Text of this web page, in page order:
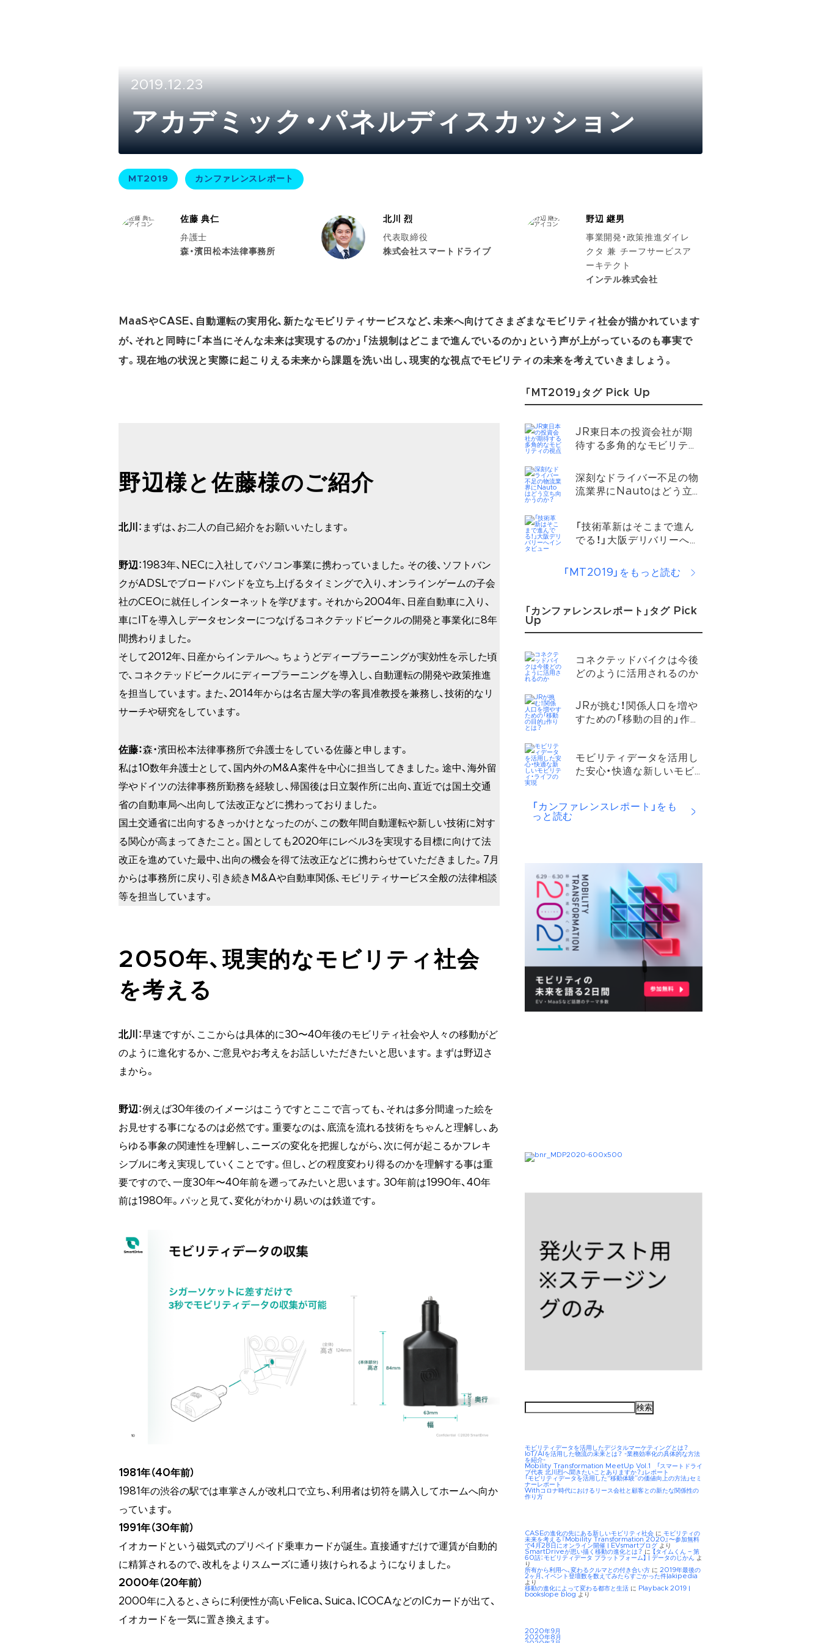
2019.12.23
アカデミック・パネルディスカッション
MT2019 カンファレンスレポート
佐藤 典仁
弁護士
森・濱田松本法律事務所
北川 烈
代表取締役
株式会社スマートドライブ
野辺 継男
事業開発・政策推進ダイレ
クタ 兼 チーフサービスア
ーキテクト
インテル株式会社
MaaSやCASE、自動運転の実用化、新たなモビリティサービスなど、未来へ向けてさまざまなモビリティ社会が描かれています
が、それと同時に「本当にそんな未来は実現するのか」「法規制はどこまで進んでいるのか」という声が上がっているのも事実で
す。現在地の状況と実際に起こりえる未来から課題を洗い出し、現実的な視点でモビリティの未来を考えていきましょう。
野辺様と佐藤様のご紹介
北川 ：まずは、お二人の自己紹介をお願いいたします。
野辺：1983年、NECに入社してパソコン事業に携わっていました。その後、ソフトバン
クがADSLでブロードバンドを立ち上げるタイミングで入り、オンラインゲームの子会
社のCEOに就任しインターネットを学びます。それから2004年、日産自動車に入り、
車にITを導入しデータセンターにつなげるコネクテッドビークルの開発と事業化に8年
間携わりました。
そして2012年、日産からインテルへ。ちょうどディープラーニングが実効性を示した頃
で、コネクテッドビークルにディープラーニングを導入し、自動運転の開発や政策推進
を担当しています。また、2014年からは名古屋大学の客員准教授を兼務し、技術的なリ
サーチや研究をしています。
佐藤：森・濱田松本法律事務所で弁護士をしている佐藤と申します。
私は10数年弁護士として、国内外のM&A案件を中心に担当してきました。途中、海外留
学やドイツの法律事務所勤務を経験し、帰国後は日立製作所に出向、直近では国土交通
省の自動車局へ出向して法改正などに携わっておりました。
国土交通省に出向するきっかけとなったのが、この数年間自動運転や新しい技術に対す
る関心が高まってきたこと。国としても2020年にレベル3を実現する目標に向けて法
改正を進めていた最中、出向の機会を得て法改正などに携わらせていただきました。7月
からは事務所に戻り、引き続きM&Aや自動車関係、モビリティサービス全般の法律相談
等を担当しています。
2050年、現実的なモビリティ社会
を考える
北川
：早速ですが、ここからは具体的に30〜40年後のモビリティ社会や人々の移動がど
のように進化するか、ご意見やお考えをお話しいただきたいと思います。まずは野辺さ
まから。
野辺：例えば30年後のイメージはこうですとここで言っても、それは多分間違った絵を
お見せする事になるのは必然です。重要なのは、底流を流れる技術をちゃんと理解し、あ
らゆる事象の関連性を理解し、ニーズの変化を把握しながら、次に何が起こるかフレキ
シブルに考え実現していくことです。但し、どの程度変わり得るのかを理解する事は重
要ですので、一度30年〜40年前を遡ってみたいと思います。30年前は1990年、40年
前は1980年。パッと見て、変化がわかり易いのは鉄道です。
1981年（40年前）
1981年の渋谷の駅では車掌さんが改札口で立ち、利用者は切符を購入してホームへ向か
っています。
1991年（30年前）
イオカードという磁気式のプリペイド乗車カードが誕生。直接通すだけで運賃が自動的
に精算されるので、改札をよりスムーズに通り抜けられるようになりました。
2000年（20年前）
2000年に入ると、さらに利便性が高いFelica、Suica、ICOCAなどのICカードが出て、
イオカードを一気に置き換えます。
「MT2019」タグ Pick Up
JR東日本の投資会社が期
待する多角的なモビリティ
深刻なドライバー不足の物
流業界にNautoはどう立
「技術革新はそこまで進ん
でる！」大阪デリバリーへイ
「MT2019」をもっと読む
「カンファレンスレポート」タグ Pick
Up
コネクテッドバイクは今後
どのように活用されるのか​
JRが挑む！関係人口を増や
すための「移動の目的」作り
モビリティデータを活用し
た安心・快適な新しいモビ
「カンファレンスレポート」をも
っと読む
検
モビリティデータを活用したデジタルマーケティングとは？
IoT/AIを活用した物流の未来とは？ -業務効率化の具体的な方法
を紹介-
Mobility Transformation MeetUp Vol.1 「スマートドライ
ブ代表 北川烈へ聞きたいことありますか？」レポート
「モビリティデータを活用した“移動体験”の価値向上の方法」セミ
ナーレポート
Withコロナ時代におけるリース会社と顧客との新たな関係性の
作り方
CASEの進化の先にある新しいモビリティ社会 に モビリティの
未来を考える『Mobility Transformation 2020』〜参加無料
で4月28日にオンライン開催 | EVsmartブログ より
SmartDriveが思い描く移動の進化とは？ に
【タイムくん – 第
60話：モビリティデータ プラットフォーム】 | データのじかん よ
り
所有から利用へ、変わるクルマとの付き合い方 に 2019年最後の
2ヶ月、イベント登壇数を数えてみたらすごかった件|akipedia
より
移動の進化によって変わる都市と生活 に Playback 2019 |
bookslope blog より
2020年9月
2020年8月